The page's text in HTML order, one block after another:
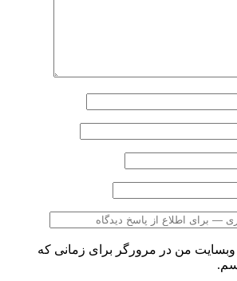
وبسایت من در مرورگر برای زمانی که